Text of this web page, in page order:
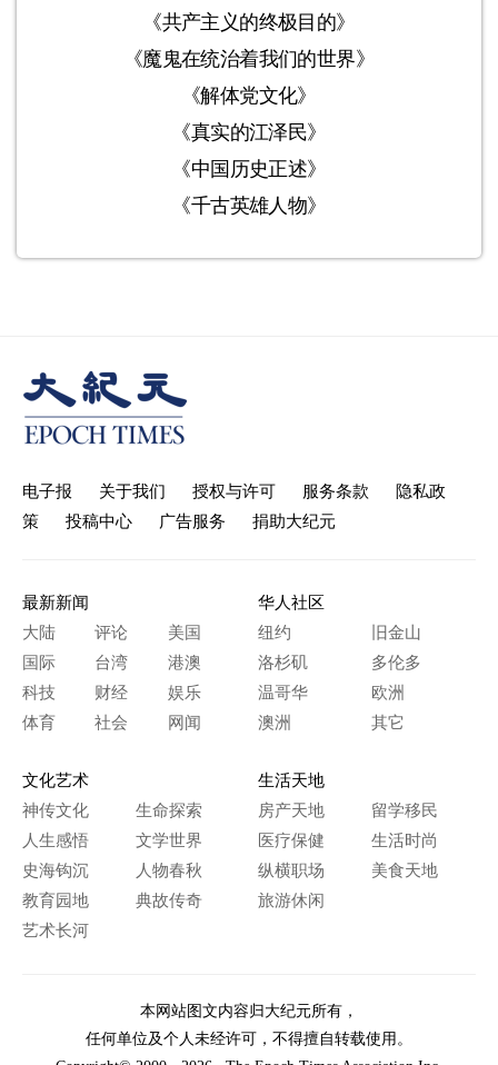
《共产主义的终极目的》
《魔鬼在统治着我们的世界》
《解体党文化》
《真实的江泽民》
《中国历史正述》
《千古英雄人物》
电子报 关于我们 授权与许可 服务条款
隐私政
策
投稿中心 广告服务 捐助大纪元
最新新闻
大陆
评论
美国
国际
台湾
港澳
科技
财经
娱乐
体育
社会 网闻
华人社区
纽约
旧金山
洛杉矶
多伦多
温哥华
欧洲
澳洲
其它
文化艺术
神传文化
生命探索
人生感悟
文学世界
史海钩沉
人物春秋
教育园地
典故传奇
艺术长河
生活天地
房产天地
留学移民
医疗保健
生活时尚
纵横职场
美食天地
旅游休闲
本网站图文内容归大纪元所有，
任何单位及个人未经许可，不得擅自转载使用。